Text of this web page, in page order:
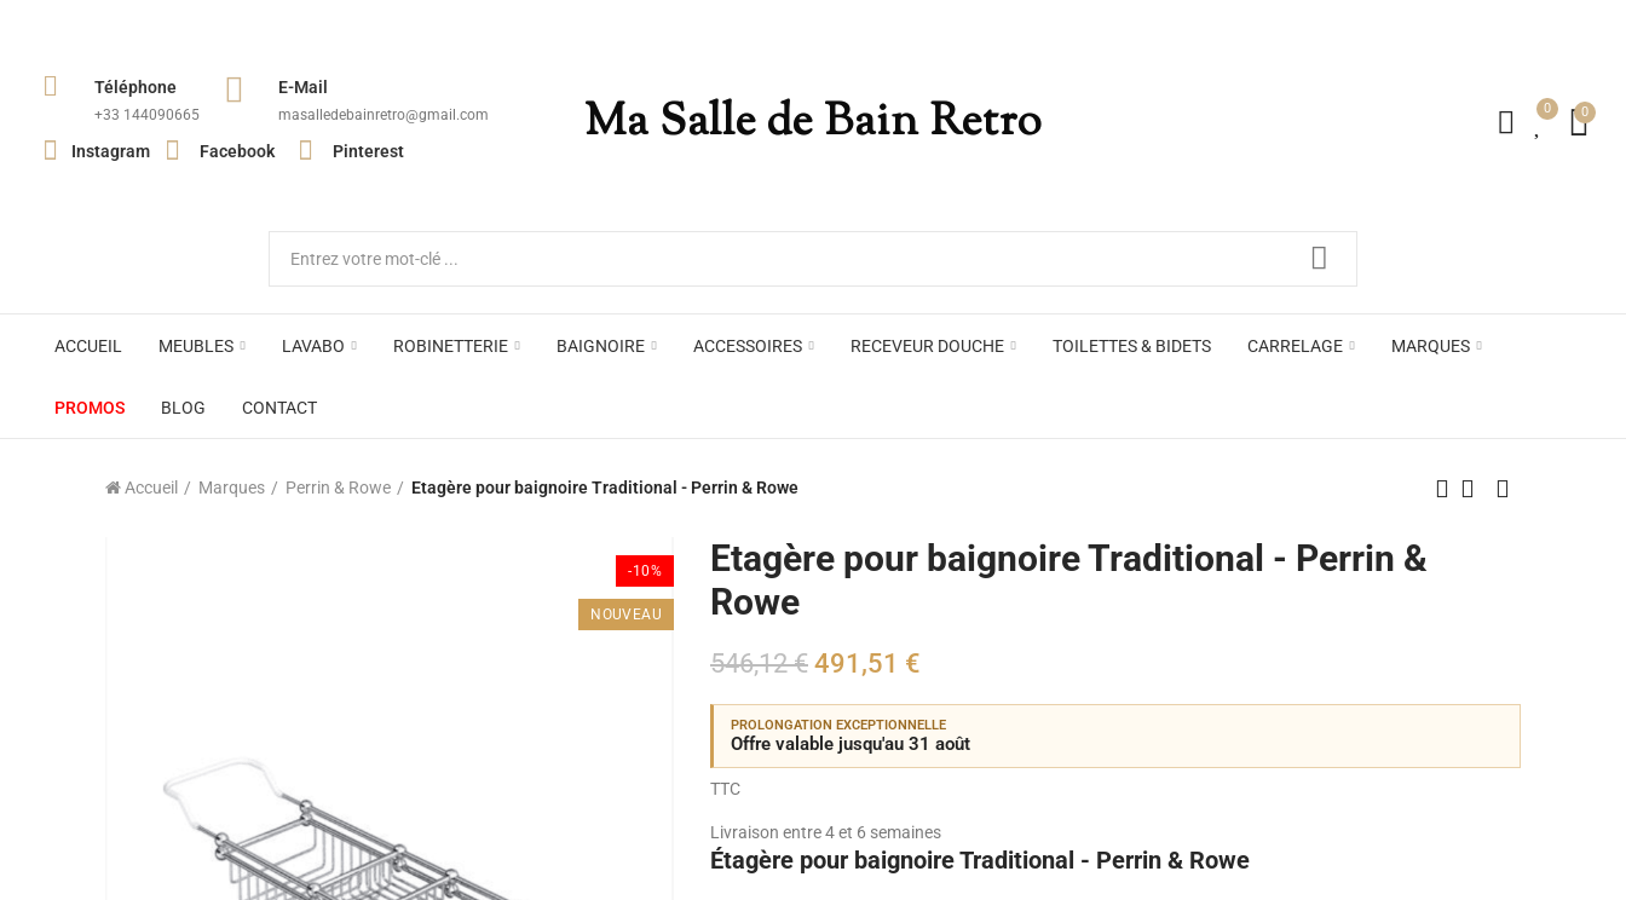
Téléphone
+33 144090665​
E-Mail
masalledebainretro@gmail.com
Instagram Facebook Pinterest Ma Salle de Bain Retro 0 0
ACCUEIL MEUBLES LAVABO ROBINETTERIE BAIGNOIRE ACCESSOIRES RECEVEUR DOUCHE TOILETTES & BIDETS CARRELAGE MARQUES
Plafonniers , spots et pendants
Voir toute la marque →
PROMOS BLOG CONTACT
Appliques murales Miroirs ACB
Accueil Marques Perrin & Rowe Etagère pour baignoire Traditional - Perrin & Rowe
-10%
NOUVEAU
Etagère pour baignoire Traditional - Perrin &
Rowe
546,12 € 491,51 €
PROLONGATION EXCEPTIONNELLE
Offre valable jusqu'au 31 août
TTC
Livraison entre 4 et 6 semaines
Étagère pour baignoire Traditional - Perrin & Rowe